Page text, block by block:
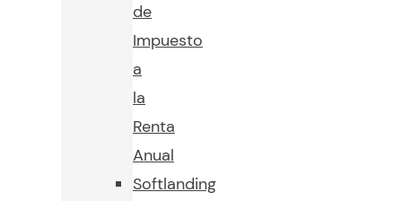
de
Impuesto
a
la
Renta
Anual
Softlanding